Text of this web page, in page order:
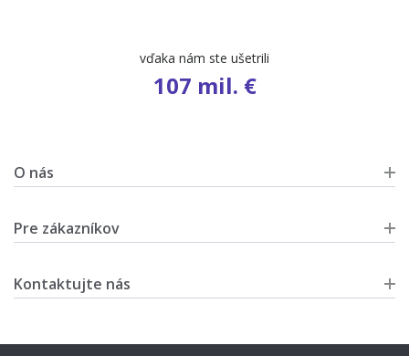
vďaka nám ste ušetrili
107 mil. €
O nás
Pre zákazníkov
Kontaktujte nás